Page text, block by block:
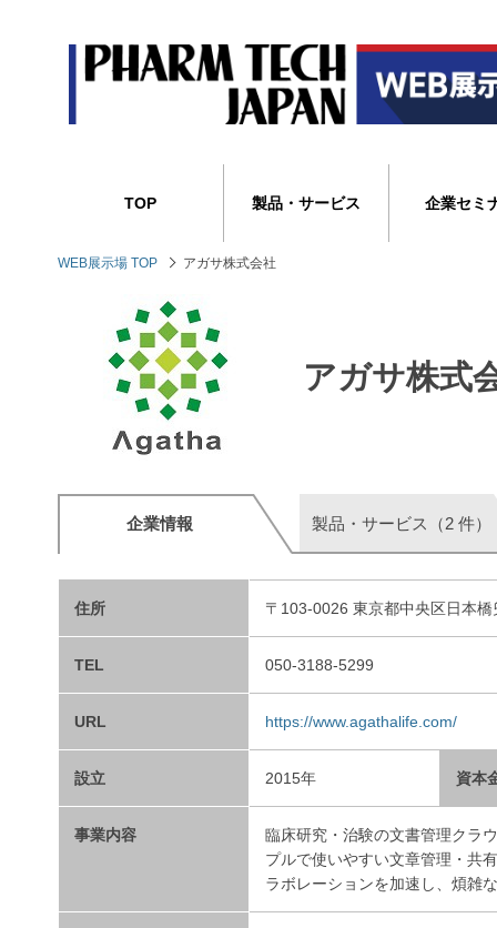
TOP 製品・サービス 企業セミ
WEB展示場 TOP アガサ株式会社
アガサ株式
企業情報 製品・サービス（2 件）
住所 〒103-0026 東京都中央区日本
TEL 050-3188-5299
URL https://www.agathalife.com/
設立 2015年 資本
事業内容
臨床研究・治験の文書管理クラ
プルで使いやすい文章管理・共
ラボレーションを加速し、煩雑